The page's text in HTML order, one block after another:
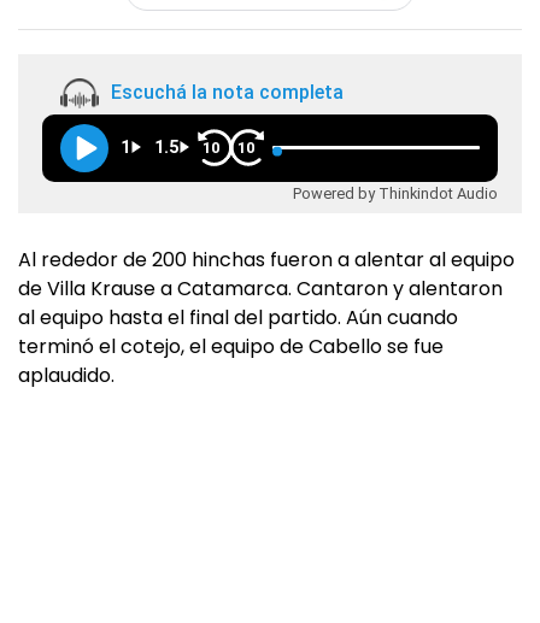
Escuchá la nota completa
1 1.5 10 10
Powered by Thinkindot Audio
Al rededor de 200 hinchas fueron a alentar al equipo
de Villa Krause a Catamarca. Cantaron y alentaron
al equipo hasta el final del partido. Aún cuando
terminó el cotejo, el equipo de Cabello se fue
aplaudido.